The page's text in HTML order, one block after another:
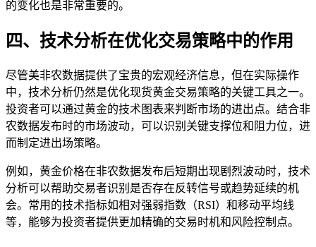
的变化也是非常重要的。
四、技术分析在优化交易策略中的作用
尽管美非农数据提供了宝贵的宏观经济信息，但在实际操作
中，技术分析仍然是优化现货黄金交易策略的关键工具之一。
投资者可以通过黄金的技术图表来判断市场的进出点。结合非
农数据发布时的市场波动，可以识别关键支撑位和阻力位，进
而制定进出场策略。
例如，黄金价格在非农数据发布后短期出现剧烈波动时，技术
分析可以帮助交易者识别是否存在反转信号或趋势延续的机
会。常用的技术指标如相对强弱指数（RSI）和移动平均线
等，能够为投资者提供更加精确的交易时机和风险控制点。